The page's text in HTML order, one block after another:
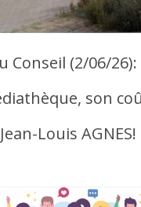
Conseil (2/06/
son
Louis AGNES!